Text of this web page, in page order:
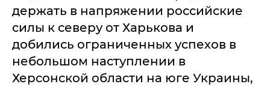
держать в напряжении российские
силы к северу от Харькова и
добились ограниченных успехов в
небольшом наступлении в
Херсонской области на юге Украины,